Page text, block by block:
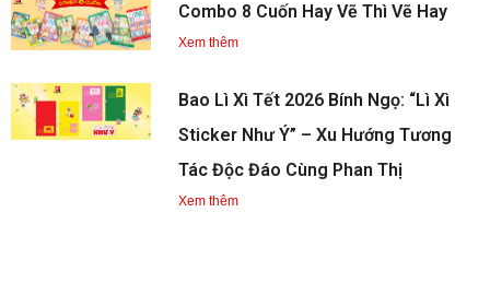
Combo 8 Cuốn Hay Vẽ Thì Vẽ Hay
Xem thêm
Bao Lì Xì Tết 2026 Bính Ngọ: “Lì Xì
Sticker Như Ý” – Xu Hướng Tương
Tác Độc Đáo Cùng Phan Thị
Xem thêm